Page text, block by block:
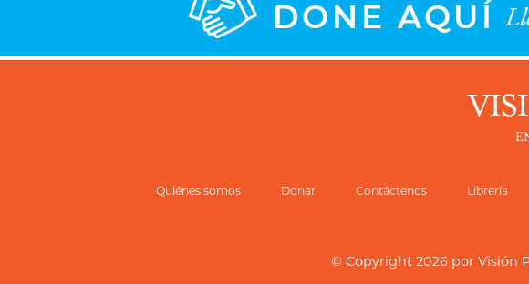
Quiénes somos Donar Contáctenos Librería
© Copyright 2026 por Visión